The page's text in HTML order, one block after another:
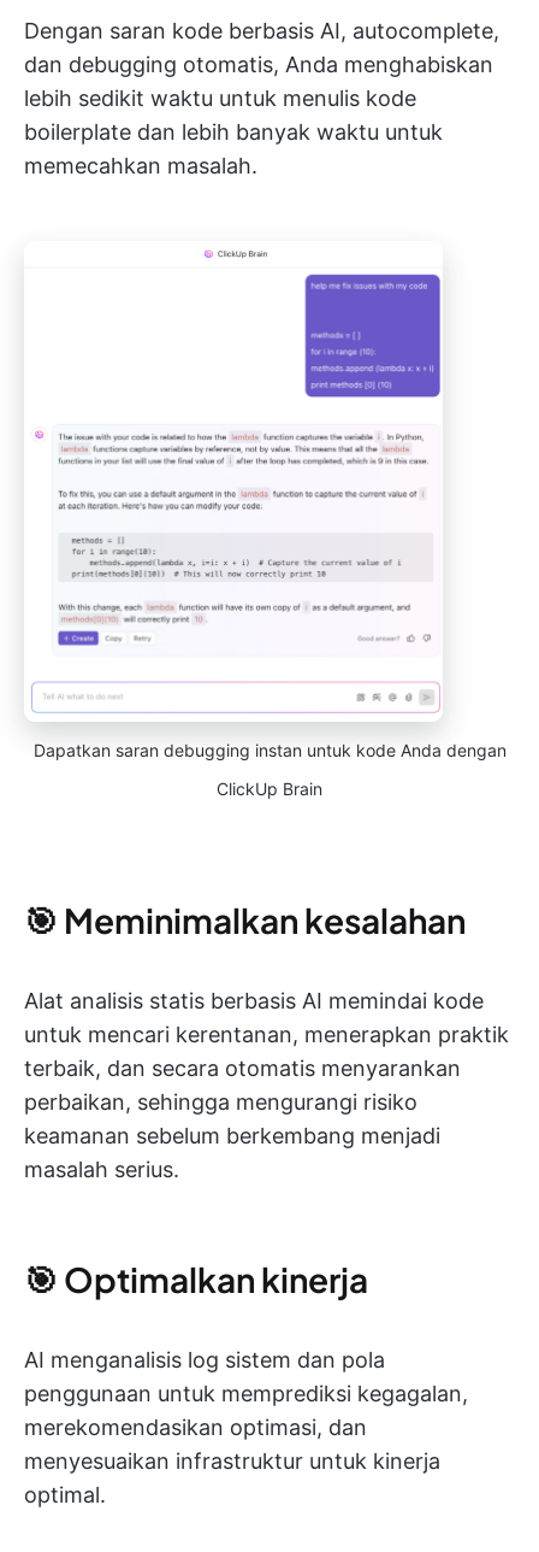
Dengan saran kode berbasis AI, autocomplete,
dan debugging otomatis, Anda menghabiskan
lebih sedikit waktu untuk menulis kode
boilerplate dan lebih banyak waktu untuk
memecahkan masalah.
Dapatkan saran debugging instan untuk kode Anda dengan
ClickUp Brain
🎯 Meminimalkan kesalahan
Alat analisis statis berbasis AI memindai kode
untuk mencari kerentanan, menerapkan praktik
terbaik, dan secara otomatis menyarankan
perbaikan, sehingga mengurangi risiko
keamanan sebelum berkembang menjadi
masalah serius.
🎯 Optimalkan kinerja
AI menganalisis log sistem dan pola
penggunaan untuk memprediksi kegagalan,
merekomendasikan optimasi, dan
menyesuaikan infrastruktur untuk kinerja
optimal.